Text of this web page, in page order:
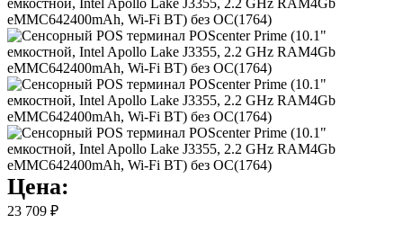
Цена:
23 709 ₽